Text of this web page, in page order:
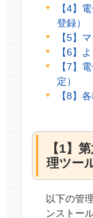
【4】
登録）
【5】
【6】
【7】
定）
【8】
【1】
理ツー
以下の管
ンストー